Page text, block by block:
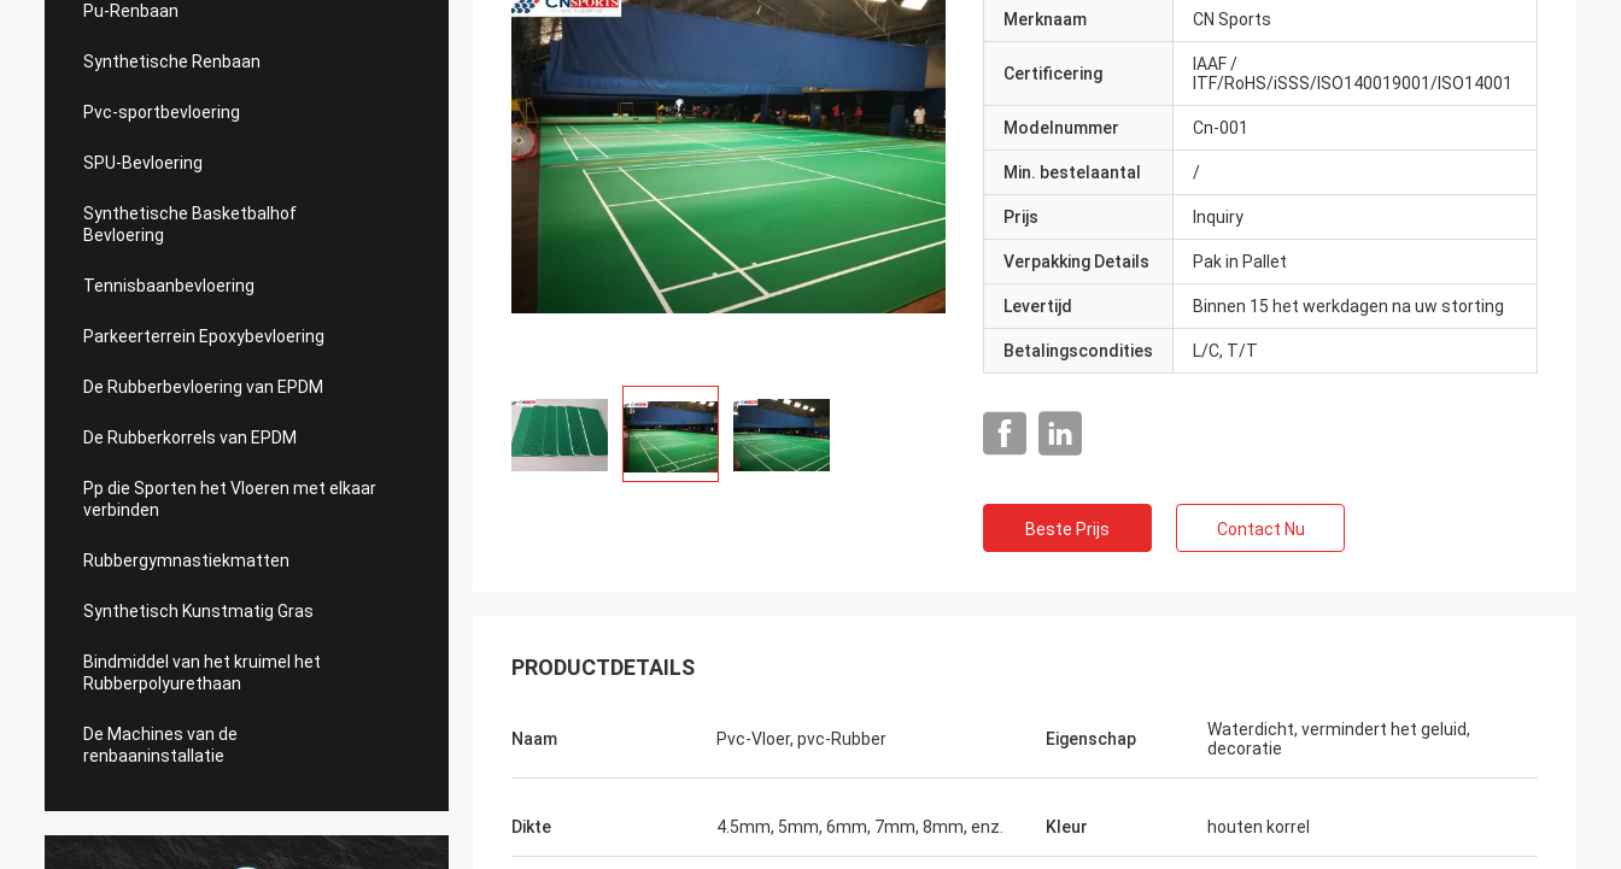
Pu-Renbaan
Synthetische Renbaan
Pvc-sportbevloering
SPU-Bevloering
Synthetische Basketbalhof
Bevloering
Tennisbaanbevloering
Parkeerterrein Epoxybevloering
De Rubberbevloering van EPDM
De Rubberkorrels van EPDM
Pp die Sporten het Vloeren met elkaar
verbinden
Rubbergymnastiekmatten
Synthetisch Kunstmatig Gras
Bindmiddel van het kruimel het
Rubberpolyurethaan
De Machines van de
renbaaninstallatie
Merknaam CN Sports
Certificering
IAAF /
ITF/RoHS/iSSS/ISO140019001/ISO14001
Modelnummer Cn-001
Min. bestelaantal /
Prijs Inquiry
Verpakking Details Pak in Pallet
Levertijd Binnen 15 het werkdagen na uw storting
Betalingscondities L/C, T/T
Beste Prijs Contact Nu
PRODUCTDETAILS
Naam Pvc-Vloer, pvc-Rubber Eigenschap
Waterdicht, vermindert het geluid,
decoratie
Dikte 4.5mm, 5mm, 6mm, 7mm, 8mm, enz. Kleur houten korrel